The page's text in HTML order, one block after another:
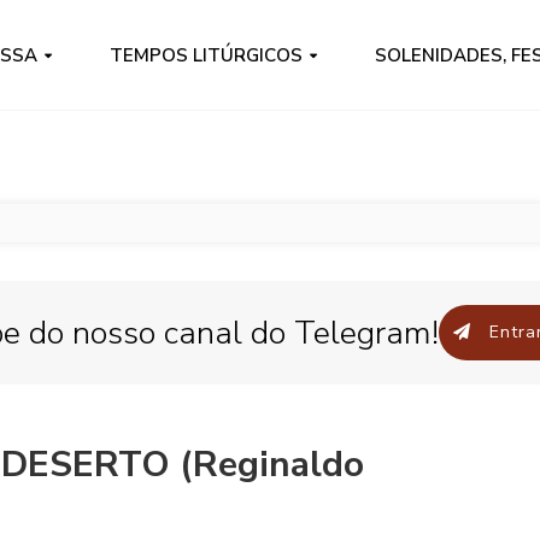
TEMPOS LITÚRGICOS SOLENIDADES,
do nosso canal do Telegram!
(Reginaldo